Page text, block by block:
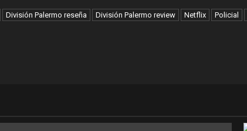
División Palermo reseña División Palermo review Netflix Policial